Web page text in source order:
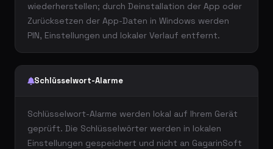
wiederherstellen; durch Deinstallation der App oder
Zurücksetzen der App-Daten in Windows werden
PIN, Einstellungen und lokaler Verlauf entfernt.
Schlüsselwort-Alarme
Schlüsselwort-Alarme werden lokal auf Ihrem Gerät
geprüft. Die Schlüsselwörter werden in lokalen
Einstellungen gespeichert und nicht an GagarinSoft